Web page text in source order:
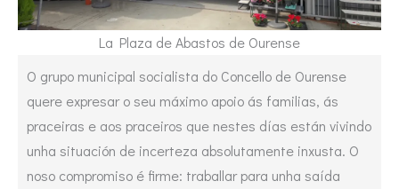
La Plaza de Abastos de Ourense
O grupo municipal socialista do Concello de Ourense
quere expresar o seu máximo apoio ás familias, ás
praceiras e aos praceiros que nestes días están vivindo
unha situación de incerteza absolutamente inxusta. O
noso compromiso é firme: traballar para unha saída